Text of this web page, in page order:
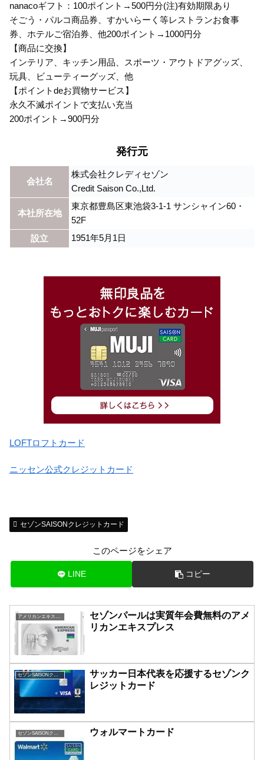
nanacoギフト：100ポイント→500円分(注)有効期限あり
そごう・パルコ商品券、すかいらーく等レストランお食事
券、ホテルご宿泊券、他200ポイント→1000円分
【商品に交換】
インテリア、キッチン用品、スポーツ・アウトドアグッズ、
玩具、ビューティーグッズ、他
【ポイントdeお買物サービス】
永久不滅ポイントで支払い充当
200ポイント→900円分
発行元
会社名
株式会社クレディセゾン
Credit Saison Co.,Ltd.
本社所在地
東京都豊島区東池袋3-1-1 サンシャイン60・
52F
設立
1951年5月1日
LOFTロフトカード
ニッセン公式クレジットカード
セゾンSAISONクレジットカード
このページをシェア
LINE コピー
アメリカンエキスプレス一覧
セゾンパールは実質年会費無料のアメ
リカンエキスプレス
セゾンSAISONクレジットカード
サッカー日本代表を応援するセゾンク
レジットカード
セゾンSAISONクレジットカード ウォルマートカード